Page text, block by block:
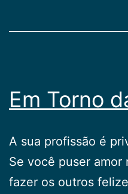
Em Torno
A sua profissão é
Se você puser amor
fazer os outros